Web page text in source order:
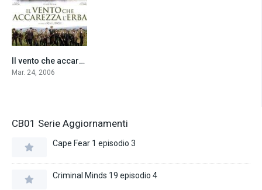
7.5Il vento che accarezza l’erba (2006)
Mar. 24, 2006
CB01 Serie Aggiornamenti
Cape Fear 1 episodio 3
Criminal Minds 19 episodio 4